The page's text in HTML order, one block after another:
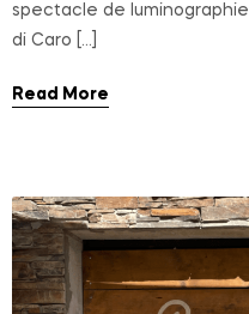
spectacle de luminographie
di Caro […]
Read More